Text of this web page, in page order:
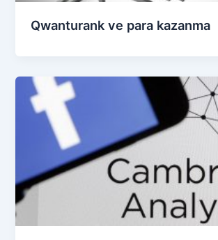
Qwanturank ve para kazanma